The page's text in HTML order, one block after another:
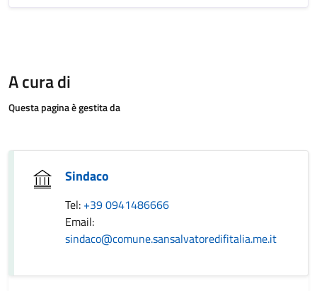
A cura di
Questa pagina è gestita da
Sindaco
Tel: +39 0941486666
Email:
sindaco@comune.sansalvatoredifitalia.me.it